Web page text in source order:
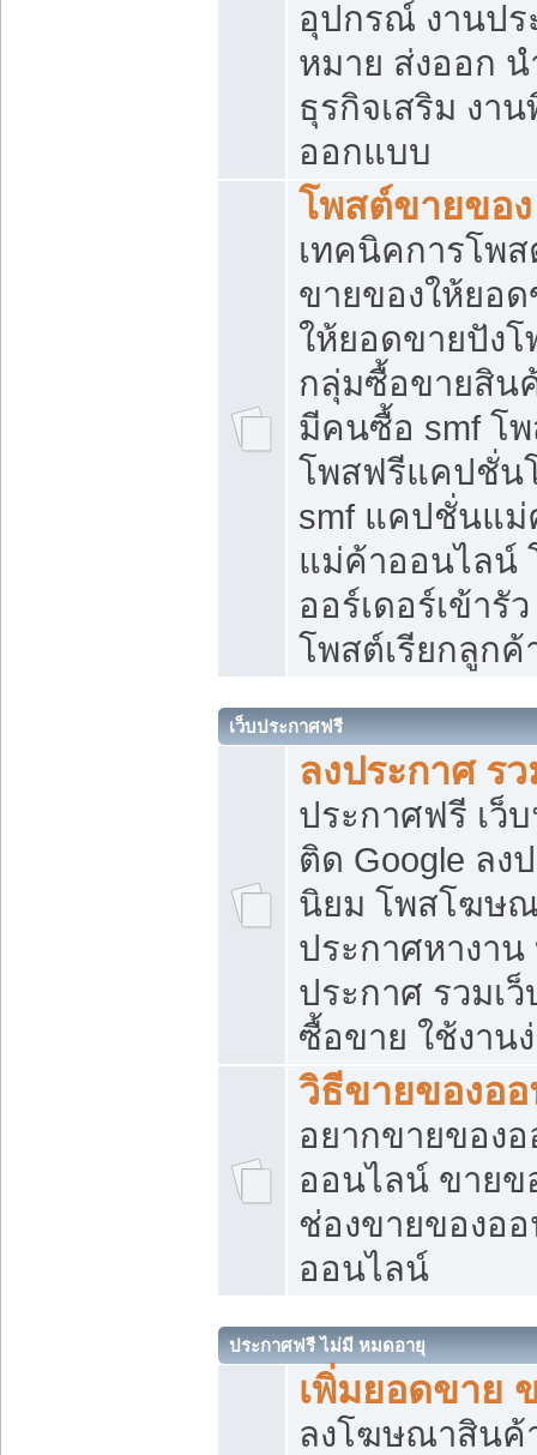
อุปกรณ์ งานป
หมาย ส่งออก น
ธุรกิจเสริม งา
ออกแบบ
โพสต์ขายของ
เทคนิคการโพ
ขายของให้ยอ
ให้ยอดขายปัง
กลุ่มซื้อขายสิน
มีคนซื้อ smf โ
โพสฟรีแคปชั่น
smf แคปชั่นแ
แม่ค้าออนไลน์
ออร์เดอร์เข้ารั
โพสต์เรียกลูกค้
เว็บประกาศฟรี
ลงประกาศ ร
ประกาศฟรี เว็
ติด Google ลง
นิยม โพสโฆษ
ประกาศหางาน
ประกาศ รวมเ
ซื้อขาย ใช้งาน
วิธีขายของอ
อยากขายของ
ออนไลน์ ขายข
ช่องขายของอ
ออนไลน์
ประกาศฟรี ไม่มี หมดอายุ
เพิ่มยอดขาย
ลงโฆษณาสิน